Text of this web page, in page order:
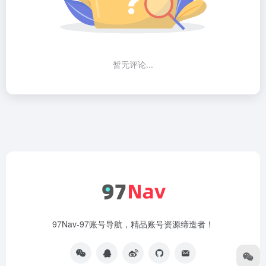
暂无评论...
97Nav-97账号导航，精品账号资源缔造者！